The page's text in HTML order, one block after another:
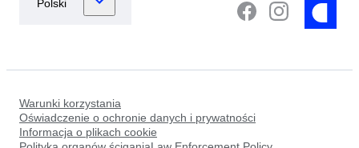
Warunki korzystania
Oświadczenie o ochronie danych i prywatności
Informacja o plikach cookie